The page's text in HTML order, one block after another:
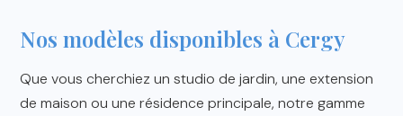
Nos modèles disponibles à Cergy
Que vous cherchiez un studio de jardin, une extension
de maison ou une résidence principale, notre gamme